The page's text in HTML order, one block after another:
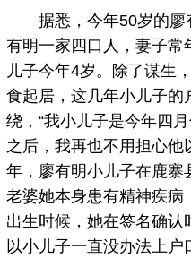
据悉，今年50岁的廖
有明一家四口人，妻子
儿子今年4岁。除了谋生
食起居，这几年小儿子
绕，“我小儿子是今年四
之后，我再也不用担心他
年，廖有明小儿子在鹿寨
老婆她本身患有精神疾病
出生时候，她在签名确
以小儿子一直没办法上户